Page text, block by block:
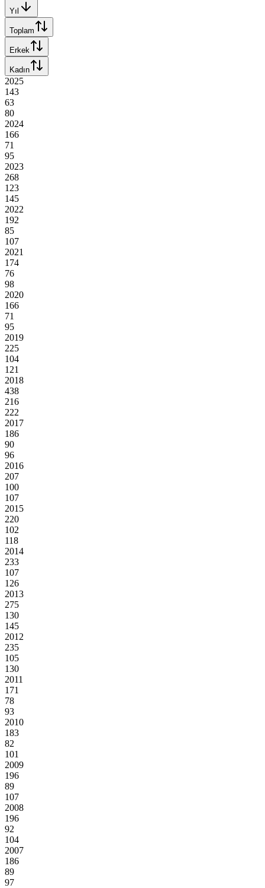
Yıl
Toplam
Erkek
Kadın
2025
143
63
80
2024
166
71
95
2023
268
123
145
2022
192
85
107
2021
174
76
98
2020
166
71
95
2019
225
104
121
2018
438
216
222
2017
186
90
96
2016
207
100
107
2015
220
102
118
2014
233
107
126
2013
275
130
145
2012
235
105
130
2011
171
78
93
2010
183
82
101
2009
196
89
107
2008
196
92
104
2007
186
89
97